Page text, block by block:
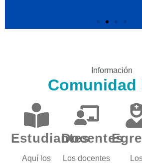
Información
Comunidad
Estudiantes
Aquí los
Docentes
Los docentes